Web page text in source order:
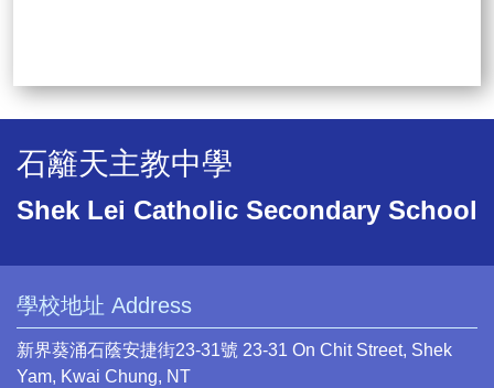
石籬天主教中學
Shek Lei Catholic Secondary School
學校地址 Address
新界葵涌石蔭安捷街23-31號 23-31 On Chit Street, Shek
Yam, Kwai Chung, NT